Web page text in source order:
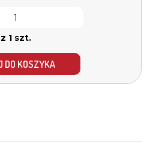
z 1 szt.
DO KOSZYKA